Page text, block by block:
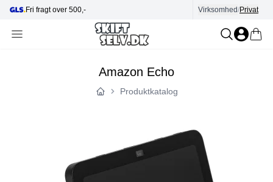
Fri fragt over 500,- Hjælp i kundecenter
Virksomhed/Privat
Amazon Echo
Forside
Produktkatalog